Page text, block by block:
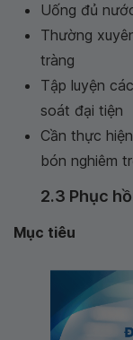
Uống đủ
Thường
tràng
Tập luyện
soát đại tiện
Cần thực
bón nghiêm
2.3 Phục
Mục tiêu